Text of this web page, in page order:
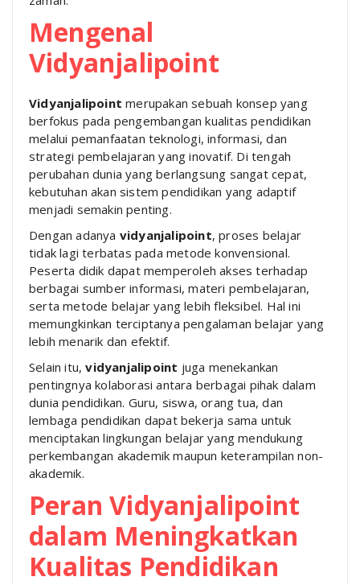
Mengenal
Vidyanjalipoint
Vidyanjalipoint merupakan sebuah konsep yang
berfokus pada pengembangan kualitas pendidikan
melalui pemanfaatan teknologi, informasi, dan
strategi pembelajaran yang inovatif. Di tengah
perubahan dunia yang berlangsung sangat cepat,
kebutuhan akan sistem pendidikan yang adaptif
menjadi semakin penting.
Dengan adanya vidyanjalipoint, proses belajar
tidak lagi terbatas pada metode konvensional.
Peserta didik dapat memperoleh akses terhadap
berbagai sumber informasi, materi pembelajaran,
serta metode belajar yang lebih fleksibel. Hal ini
memungkinkan terciptanya pengalaman belajar yang
lebih menarik dan efektif.
Selain itu,vidyanjalipoint juga menekankan
pentingnya kolaborasi antara berbagai pihak dalam
dunia pendidikan. Guru, siswa, orang tua, dan
lembaga pendidikan dapat bekerja sama untuk
menciptakan lingkungan belajar yang mendukung
perkembangan akademik maupun keterampilan non-
akademik.
Peran Vidyanjalipoint
dalam Meningkatkan
Kualitas Pendidikan